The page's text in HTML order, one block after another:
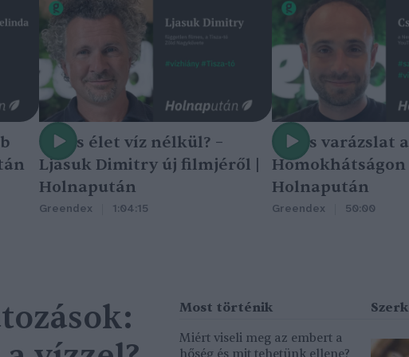
Nincs élet víz nélkül? –
Ljasuk Dimitry új filmjéről |
Holnapután
Greendex 1:04:15
Nincs varázslat a
Homokhátságon |
Holnapután
Greendex 50:00
Miért viseli meg az embert a